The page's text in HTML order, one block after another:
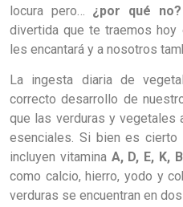
locura pero… ¿por qué no?
divertida que te traemos hoy
les encantará y a nosotros
La ingesta diaria de
correcto desarrollo de
que las verduras y vegetales
esenciales. Si bien es cierto
incluyen vitamina A, D, E, K,
como calcio, hierro, yodo y
verduras se encuentran en